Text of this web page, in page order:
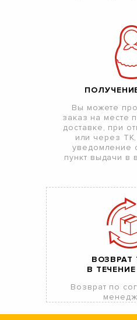
Вы можете
заказ на месте
доставке, при
или через
уведомление
пункт выдачи в
ВОЗВРАТ
В
Возврат по